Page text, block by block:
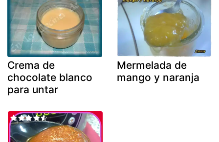
Crema de
chocolate blanco
para untar
Mermelada de
mango y naranja